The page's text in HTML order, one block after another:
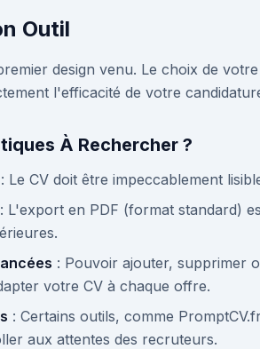
Outil
design venu. Le choix de
l'efficacité de votre
À Rechercher ?
: Le CV doit être impeccablement
: L'export en PDF (format standard)
: Pouvoir ajouter, supprimer
votre CV à chaque offre.
: Certains outils, comme
aux attentes des recruteurs.